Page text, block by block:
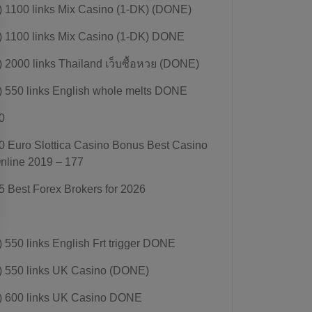
1100 links Mix Casino (1-DK) (DONE)
1100 links Mix Casino (1-DK) DONE
2000 links Thailand เว็บซื้อหวย (DONE)
550 links English whole melts DONE
Euro Slottica Casino Bonus Best Casino
2019 – 177
Best Forex Brokers for 2026
550 links English Frt trigger DONE
550 links UK Casino (DONE)
600 links UK Casino DONE